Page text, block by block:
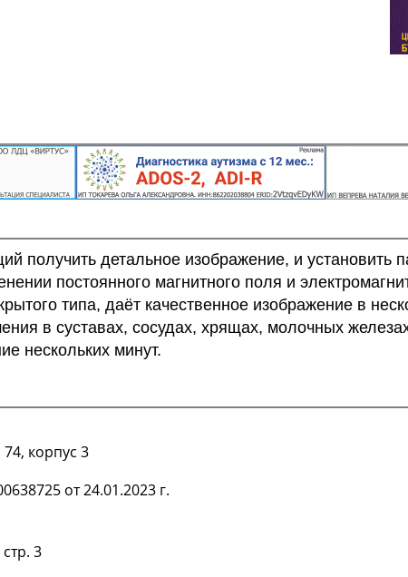
детальное изображение, и установить
постоянного магнитного поля и
типа, даёт качественное изображение в
в суставах, сосудах, хрящах, молочных
нескольких минут.
корпус 3
от 24.01.2023 г.
3